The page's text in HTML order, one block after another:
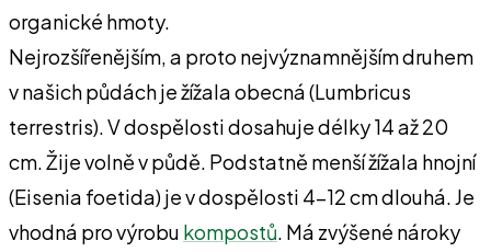
organické hmoty.
Nejrozšířenějším, a proto nejvýznamnějším druhem
v našich půdách je žížala obecná (Lumbricus
terrestris). V dospělosti dosahuje délky 14 až 20
cm. Žije volně v půdě. Podstatně menší žížala hnojní
(Eisenia foetida) je v dospělosti 4-12 cm dlouhá. Je
vhodná pro výrobu kompostů. Má zvýšené nároky